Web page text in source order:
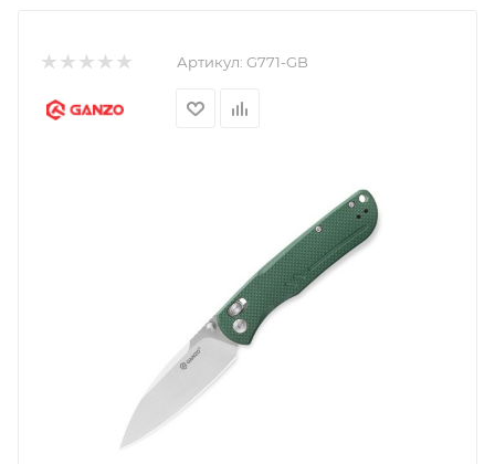
Артикул: G771-GB